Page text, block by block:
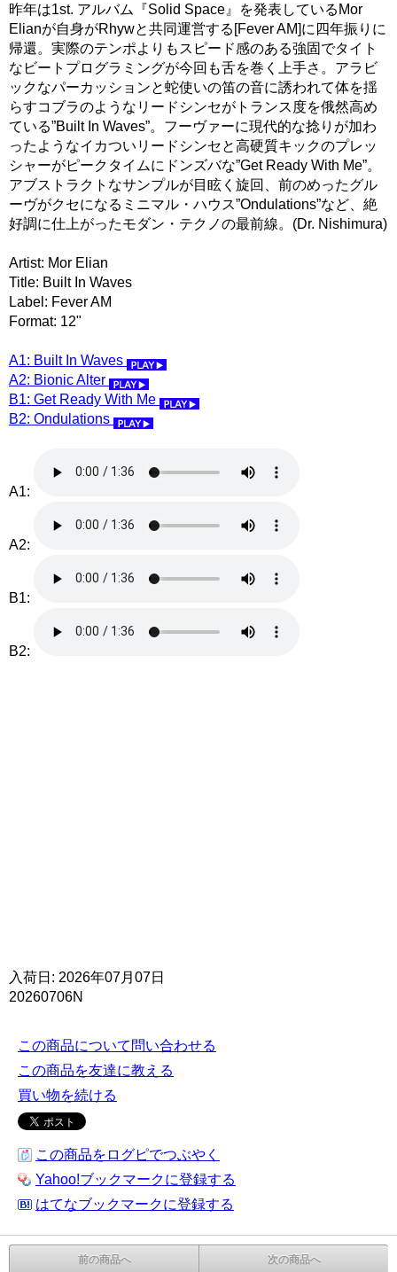
昨年は1st. アルバム『Solid Space』を発表しているMor
Elianが自身がRhywと共同運営する[Fever AM]に四年振りに
帰還。実際のテンポよりもスピード感のある強固でタイト
なビートプログラミングが今回も舌を巻く上手さ。アラビ
ックなパーカッションと蛇使いの笛の音に誘われて体を揺
らすコブラのようなリードシンセがトランス度を俄然高め
ている”Built In Waves”。フーヴァーに現代的な捻りが加わ
ったようなイカついリードシンセと高硬質キックのプレッ
シャーがピークタイムにドンズバな”Get Ready With Me”。
アブストラクトなサンプルが目眩く旋回、前のめったグル
ーヴがクセになるミニマル・ハウス”Ondulations”など、絶
好調に仕上がったモダン・テクノの最前線。(Dr. Nishimura)
Artist: Mor Elian
Title: Built In Waves
Label: Fever AM
Format: 12"
A1: Built In Waves
A2: Bionic Alter
B1: Get Ready With Me
B2: Ondulations
A1:
A2:
B1:
B2:
入荷日: 2026年07月07日
20260706N
この商品について問い合わせる
この商品を友達に教える
買い物を続ける
この商品をログピでつぶやく
Yahoo!ブックマークに登録する
はてなブックマークに登録する
前の商品へ 次の商品へ